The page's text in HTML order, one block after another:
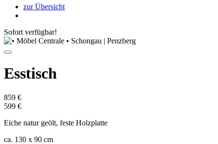
zur Übersicht
Sofort verfügbar!
Esstisch
859 €
599 €
Eiche natur geölt, feste Holzplatte
ca. 130 x 90 cm